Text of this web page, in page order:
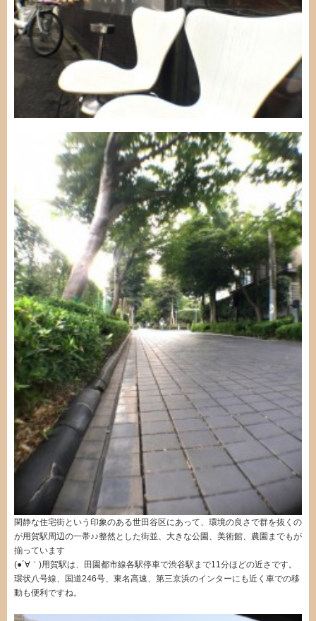
閑静な住宅街という印象のある世田谷区にあって、環境の良さで群を抜くの
が用賀駅周辺の一帯♪♪整然とした街並、大きな公園、美術館、農園までもが
揃っています
(●´∀｀)用賀駅は、田園都市線各駅停車で渋谷駅まで11分ほどの近さです。
環状八号線、国道246号、東名高速、第三京浜のインターにも近く車での移
動も便利ですね。